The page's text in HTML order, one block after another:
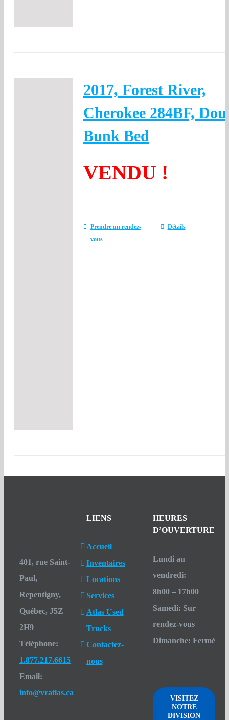
2017, Forest River,
Cherokee 284BF,
Bunk Bed
VENDU !
Prendre un rendez-
vous
Détails
401, rue Saint-
Paul,
Repentigny,
Québec, J5Z
2H9
Téléphone:
1.877.217.6615
Email:
info@vratlas.ca
LIENS
Accueil
Inventaires
Locations
Services
Atlas Used
Trucks
Contactez-
nous
HEURES
D’OUVERTURE
Lundi au
vendredi:
8h00 – 17h00
Samedi: Sur
rendez-vous
Dimanche: Fermé
VISITEZ
NOTRE
DIVISION